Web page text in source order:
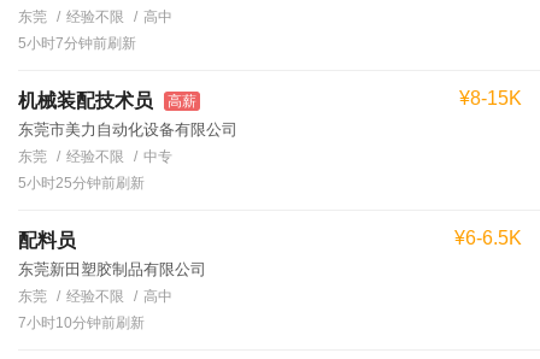
东莞 经验不限
高中
5小时7分钟前刷新
机械装配技术员 高薪
东莞市美力自动化设备有限公司
¥8-15K
东莞 经验不限
中专
5小时25分钟前刷新
配料员
东莞新田塑胶制品有限公司
¥6-6.5K
东莞 经验不限
高中
7小时10分钟前刷新